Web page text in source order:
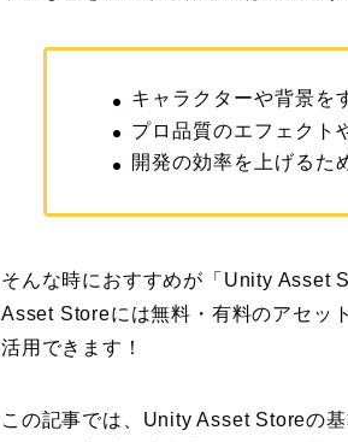
キャラクターや背景を
プロ品質のエフェクト
開発の効率を上げるた
そんな時におすすめが 「Unity Asset
Asset Storeには無料・有料のアセッ
活用できます！
この記事では、 Unity Asset Storeの